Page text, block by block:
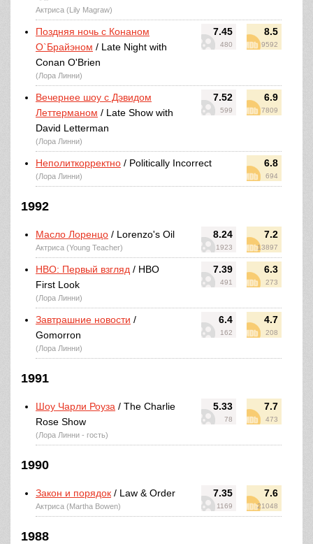
Актриса (Lily Magraw)
7.45
480
8.5
9592
Поздняя ночь с Конаном
О`Брайэном / Late Night with
Conan O'Brien
(Лора Линни)
7.52
599
6.9
7809
Вечернее шоу с Дэвидом
Леттерманом / Late Show with
David Letterman
(Лора Линни)
6.8
694
Неполиткорректно / Politically Incorrect
(Лора Линни)
1992
8.24
1923
7.2
13897
Масло Лоренцо / Lorenzo's Oil
Актриса (Young Teacher)
7.39
491
6.3
273
HBO: Первый взгляд / HBO
First Look
(Лора Линни)
6.4
162
4.7
208
Завтрашние новости /
Gomorron
(Лора Линни)
1991
5.33
78
7.7
473
Шоу Чарли Роуза / The Charlie
Rose Show
(Лора Линни - гость)
1990
7.35
1169
7.6
21048
Закон и порядок / Law & Order
Актриса (Martha Bowen)
1988